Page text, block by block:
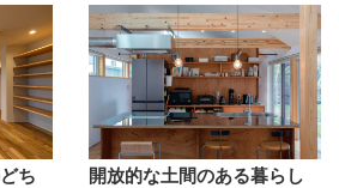
ち
開放的な土間のある暮らし